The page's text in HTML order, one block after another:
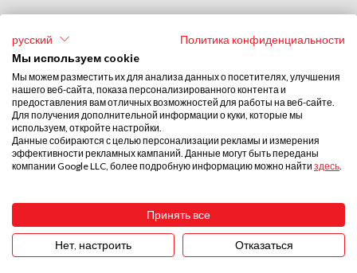
Америка, Восточная Азия & Океания
Monika Grobelna
+48 664 954 631
показать адрес электронной почты
Ближний Восток & Африка
Stephan Browarzik
UTAL © 2026
ISO 9001:2015
ISO 27001:2022
русский
Политика конфиденциальности
Мы используем cookie
Мы можем разместить их для анализа данных о посетителях, улучшения
нашего веб-сайта, показа персонализированного контента и
предоставления вам отличных возможностей для работы на веб-сайте.
Для получения дополнительной информации о куки, которые мы
используем, откройте настройки.
Данные собираются с целью персонализации рекламы и измерения
эффективности рекламных кампаний. Данные могут быть переданы
компании Google LLC, более подробную информацию можно найти здесь.
Принять все
Нет, настроить Отказаться